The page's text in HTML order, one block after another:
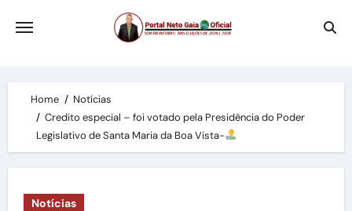
Home
Notícias
Credito especial – foi votado pela Presidência do Poder
Legislativo de Santa Maria da Boa Vista-
Notícias